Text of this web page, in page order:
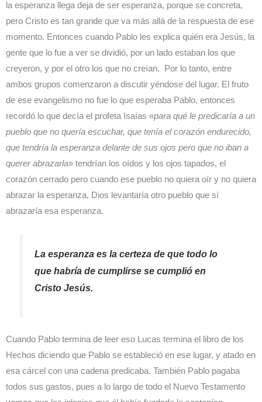
la esperanza llega deja de ser esperanza, porque se concreta,
pero Cristo es tan grande que va más allá de la respuesta de ese
momento. Entonces cuando Pablo les explica quién era Jesús, la
gente que lo fue a ver se dividió, por un lado estaban los que
creyeron, y por el otro los que no creían. Por lo tanto, entre
ambos grupos comenzaron a discutir yéndose del lugar. El fruto
de ese evangelismo no fue lo que esperaba Pablo, entonces
recordó lo que decía el profeta Isaías «para qué le predicaría a un
pueblo que no quería escuchar, que tenía el corazón endurecido,
que tendría la esperanza delante de sus ojos pero que no iban a
querer abrazarla» tendrían los oídos y los ojos tapados, el
corazón cerrado pero cuando ese pueblo no quiera oír y no quiera
abrazar la esperanza, Dios levantaría otro pueblo que sí
abrazaría esa esperanza.
La esperanza es la certeza de que todo lo
que habría de cumplirse se cumplió en
Cristo Jesús.
Cuando Pablo termina de leer eso Lucas termina el libro de los
Hechos diciendo que Pablo se estableció en ese lugar, y atado en
esa cárcel con una cadena predicaba. También Pablo pagaba
todos sus gastos, pues a lo largo de todo el Nuevo Testamento